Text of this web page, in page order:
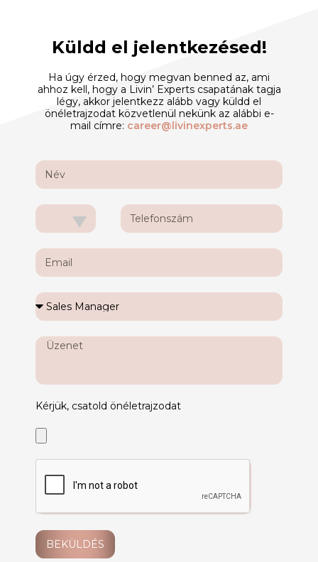
Küldd el jelentkezésed!
Ha úgy érzed, hogy megvan benned az, ami
ahhoz kell, hogy a Livin’ Experts csapatának tagja
légy, akkor jelentkezz alább vagy küldd el
önéletrajzodat közvetlenül nekünk az alábbi e-
mail címre: career@livinexperts.ae
Kérjük, csatold önéletrajzodat
BEKÜLDÉS